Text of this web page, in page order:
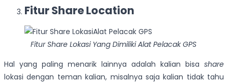
Fitur Share Location
Fitur Share Lokasi Yang Dimiliki Alat Pelacak GPS
Hal yang paling menarik lainnya adalah kalian bisa share
lokasi dengan teman kalian, misalnya saja kalian tidak tahu